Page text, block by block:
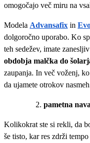
omogočajo več miru na
Modela Advansafix in
dolgoročno uporabo. Ko
teh sedežev, imate
obdobja malčka do
zaupanja. In več voženj,
da ujamete otrokov
pametna
Kolikokrat ste si rekli, da
še tisto, kar res zdrži